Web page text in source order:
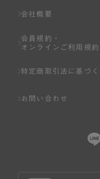
のいずれかの事由に
または事前に通知
いる場合。
会社概要
会員規約・
オンラインご利用規約
特定商取引法に基づく
お問い合わせ